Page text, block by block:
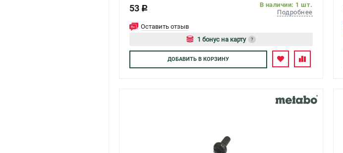
53 c
В наличии: 1 шт.
Подробнее
Оставить отзыв
1 бонус на карту
?
Авторизуйтесь
ДОБАВИТЬВ КОРЗИНУ